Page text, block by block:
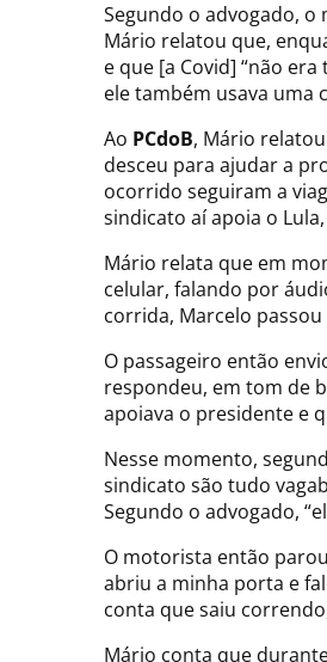
Segundo o advogado, o
Mário relatou que,
e que [a Covid] “não
ele também usava uma
Ao PCdoB, Mário
desceu para ajudar a
ocorrido seguiram a
sindicato aí apoia o
Mário relata que em
celular, falando por
corrida, Marcelo passou
O passageiro então
respondeu, em tom de
apoiava o presidente e
Nesse momento,
sindicato são tudo
Segundo o advogado,
O motorista então
abriu a minha porta e
conta que saiu
Mário conta que